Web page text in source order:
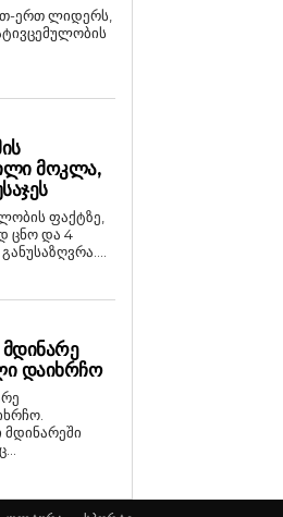
ერთ ლიდერს,
ᲛᲝᲙᲚᲐ,
ფაქტზე,
ცნო და 4
ᲛᲓᲘᲜᲐᲠᲔ
ᲓᲐᲘᲮᲠᲩᲝ
მდინარეში